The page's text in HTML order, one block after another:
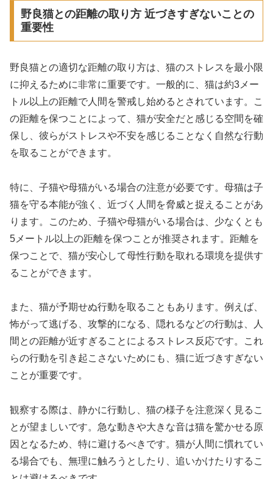
野良猫との距離の取り方 近づきすぎないことの
重要性
野良猫との適切な距離の取り方は、猫のストレスを最小限
に抑えるために非常に重要です。一般的に、猫は約3メー
トル以上の距離で人間を警戒し始めるとされています。こ
の距離を保つことによって、猫が安全だと感じる空間を確
保し、彼らがストレスや不安を感じることなく自然な行動
を取ることができます。
特に、子猫や母猫がいる場合の注意が必要です。母猫は子
猫を守る本能が強く、近づく人間を脅威と捉えることがあ
ります。このため、子猫や母猫がいる場合は、少なくとも
5メートル以上の距離を保つことが推奨されます。距離を
保つことで、猫が安心して母性行動を取れる環境を提供す
ることができます。
また、猫が予期せぬ行動を取ることもあります。例えば、
怖がって逃げる、攻撃的になる、隠れるなどの行動は、人
間との距離が近すぎることによるストレス反応です。これ
らの行動を引き起こさないためにも、猫に近づきすぎない
ことが重要です。
観察する際は、静かに行動し、猫の様子を注意深く見るこ
とが望ましいです。急な動きや大きな音は猫を驚かせる原
因となるため、特に避けるべきです。猫が人間に慣れてい
る場合でも、無理に触ろうとしたり、追いかけたりするこ